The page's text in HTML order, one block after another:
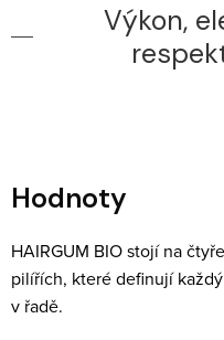
Výkon,
Hodnoty
HAIRGUM BIO stojí na
pilířích, které definují
v řadě.